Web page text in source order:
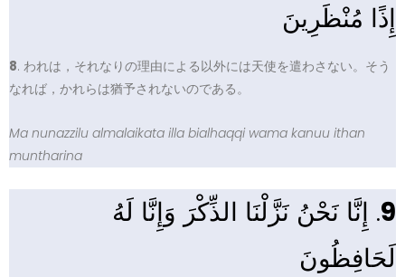
إِذًا مُنْظَرِينَ
8. われは，それなりの理由による以外には天使を遣わさない。そう
なれば，かれらは猶予されないのである。
Ma nunazzilu almalaikata illa bialhaqqi wama kanuu ithan
muntharina
9. إِنَّا نَحْنُ نَزَّلْنَا الذِّكْرَ وَإِنَّا لَهُ
لَحَافِظُونَ